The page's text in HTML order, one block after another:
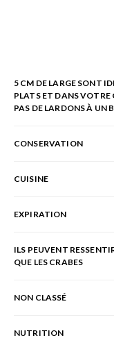
5 CM DE LARGE SONT
PLATS ET DANS
PAS DE LARDONS À UN
CONSERVATION
CUISINE
EXPIRATION
ILS PEUVENT
QUE LES CRABES
NON CLASSÉ
NUTRITION